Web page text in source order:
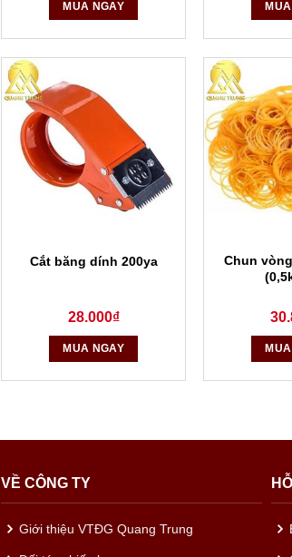
MUA NGAY
Cắt băng dính 200ya
28.000₫
MUA NGAY
Chun
VỀ CÔNG TY
Giới thiệu VTĐG Quang Trung